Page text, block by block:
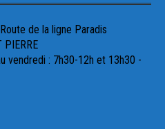
de la ligne Paradis
PIERRE
vendredi : 7h30-12h et 13h30 -